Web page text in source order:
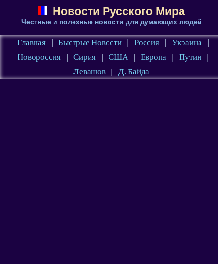
Новости Русского Мира
Честные и полезные новости для думающих людей
Главная | Быстрые Новости | Россия | Украина
|
Новороссия
| Сирия | США | Европа | Путин
|
Левашов
| Д. Байда